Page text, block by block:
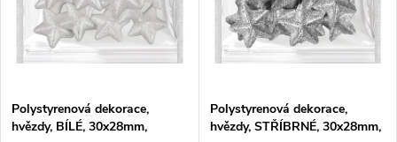
p
r
o
p
o
Polystyrenová dekorace,
hvězdy, BÍLÉ, 30x28mm,
Polystyrenová dekorace,
hvězdy, STŘÍBRNÉ, 30x28mm,